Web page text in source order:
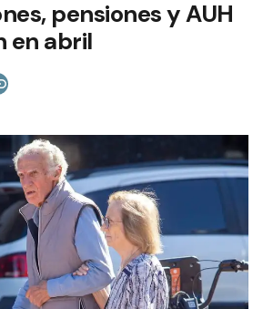
pensiones y AUH
en abril